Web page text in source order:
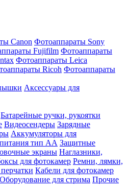
Canon Фотоаппараты Sony
Fujifilm Фотоаппараты
Фотоаппараты Leica
Ricoh Фотоаппараты
Аксессуары для
Батарейные ручки, рукоятки
Видеосендеры Зарядные
Аккумуляторы для
тип АА Защитные
экраны Наглазники,
для фотокамер Ремни, лямки,
Кабели для фотокамер
Оборудование для стрима Прочие